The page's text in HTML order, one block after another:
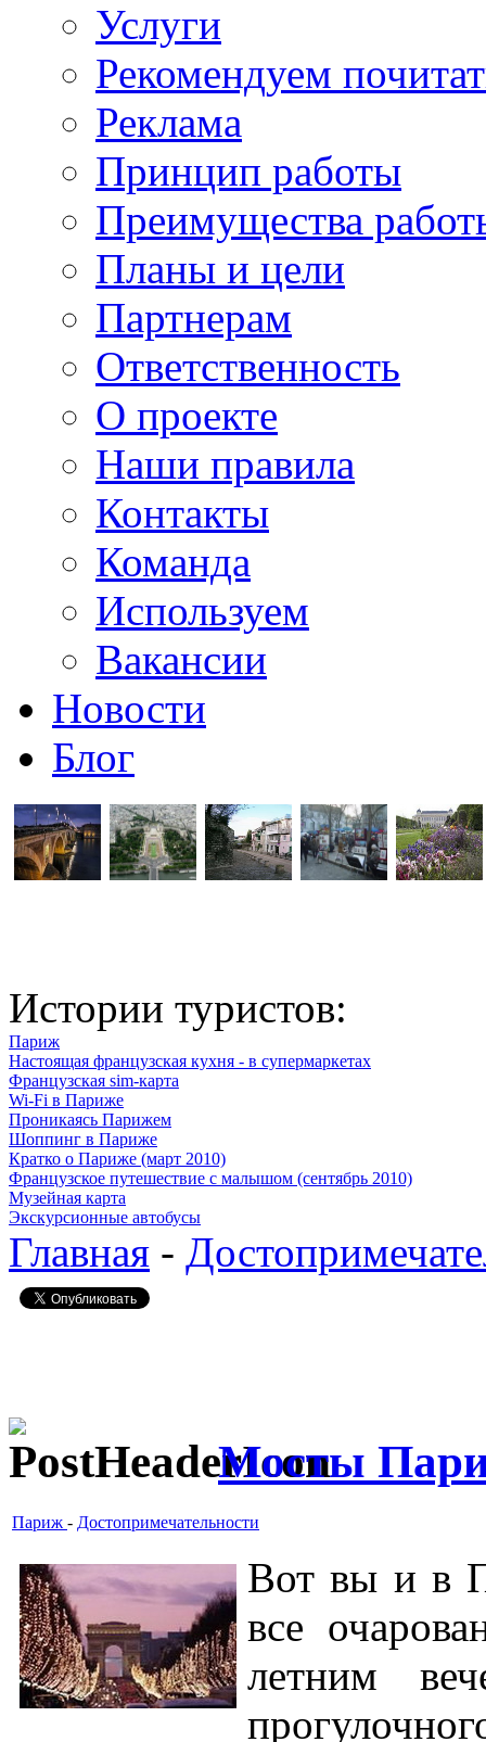
Услуги
Рекомендуем
Реклама
Принцип работы
Преимущества
Планы и цели
Партнерам
Ответственность
О проекте
Наши правила
Контакты
Команда
Используем
Вакансии
Новости
Блог
Истории туристов:
Париж
Настоящая французская кухня - в супермаркетах
Французская sim-карта
Wi-Fi в Париже
Проникаясь Парижем
Шоппинг в Париже
Кратко о Париже (март 2010)
Французское путешествие с малышом (сентябрь 2010)
Музейная карта
Экскурсионные автобусы
Главная -
Мосты
Париж - Достопримечательности
Вот вы и в
все
летним